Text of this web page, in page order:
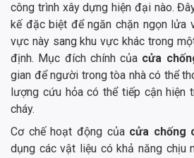
công trình xây dựng hiện đại nào.
kế đặc biệt để ngăn chặn ngọn lửa
vực này sang khu vực khác trong
định. Mục đích chính của cửa
gian để người trong tòa nhà có thể
lượng cứu hỏa có thể tiếp cận
cháy.
Cơ chế hoạt động của cửa chống
dụng các vật liệu có khả năng chịu